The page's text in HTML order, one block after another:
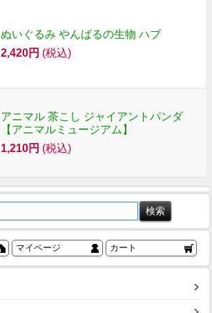
ぬいぐるみ やんばるの生物 ハブ
2,420円 (税込)
アニマル 茶こし ジャイアントパンダ
【アニマルミュージアム】
1,210円 (税込)
マイページ カート